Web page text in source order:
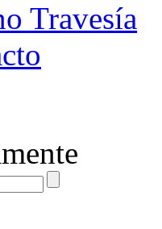
Travesía